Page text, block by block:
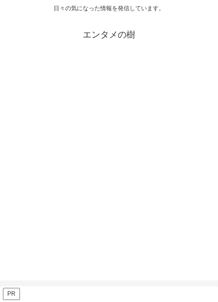
日々の気になった情報を発信しています。
エンタメの樹
PR